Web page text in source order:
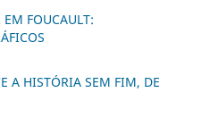
FOUCAULT:
A HISTÓRIA SEM FIM, DE